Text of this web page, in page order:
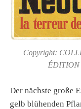
Copyright:
Der nächste große
gelb blühenden